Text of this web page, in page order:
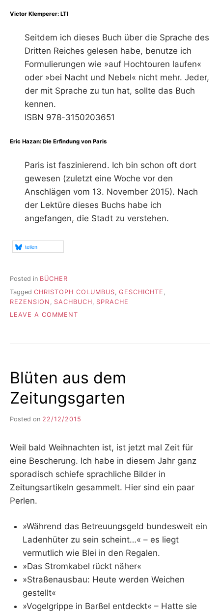
Victor Klemperer: LTI
Seitdem ich dieses Buch über die Sprache des
Dritten Reiches gelesen habe, benutze ich
Formulierungen wie »auf Hochtouren laufen«
oder »bei Nacht und Nebel« nicht mehr. Jeder,
der mit Sprache zu tun hat, sollte das Buch
kennen.
ISBN 978-3150203651
Eric Hazan: Die Erfindung von Paris
Paris ist faszinierend. Ich bin schon oft dort
gewesen (zuletzt eine Woche vor den
Anschlägen vom 13. November 2015). Nach
der Lektüre dieses Buchs habe ich
angefangen, die Stadt zu verstehen.
teilen
Posted in BÜCHER
Tagged CHRISTOPH COLUMBUS GESCHICHTE
REZENSION
SACHBUCH
SPRACHE
LEAVE A COMMENT
Blüten aus dem
Zeitungsgarten
Posted on 22/12/2015
I
K
L
E
Weil bald Weihnachten ist, ist jetzt mal Zeit für
eine Bescherung. Ich habe in diesem Jahr ganz
sporadisch schiefe sprachliche Bilder in
Zeitungsartikeln gesammelt. Hier sind ein paar
Perlen.
»Während das Betreuungsgeld bundesweit ein
Ladenhüter zu sein scheint…« – es liegt
vermutlich wie Blei in den Regalen.
»Das Stromkabel rückt näher«
»Straßenausbau: Heute werden Weichen
gestellt«
»Vogelgrippe in Barßel entdeckt« – Hatte sie